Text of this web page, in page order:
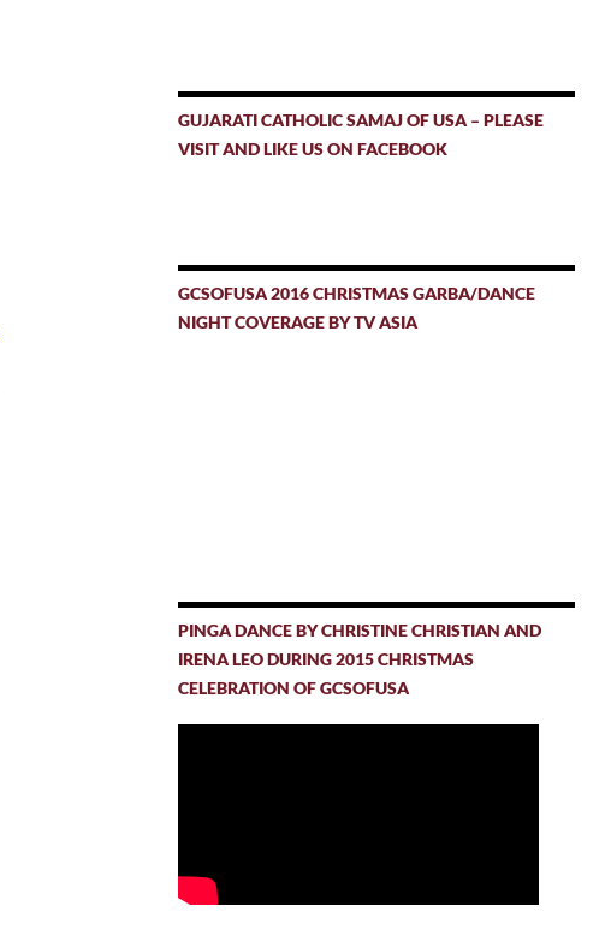
GUJARATI CATHOLIC SAMAJ OF USA – PLEASE
VISIT AND LIKE US ON FACEBOOK
GCSOFUSA 2016 CHRISTMAS GARBA/DANCE
NIGHT COVERAGE BY TV ASIA
PINGA DANCE BY CHRISTINE CHRISTIAN AND
IRENA LEO DURING 2015 CHRISTMAS
CELEBRATION OF GCSOFUSA